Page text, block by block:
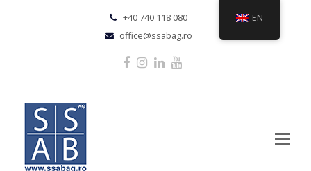
+40 740 118 080
office@ssabag.ro
Facebook
Instagram
LinkedIn
Youtube
EN